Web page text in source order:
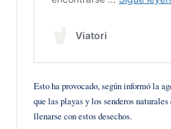
Esto ha provocado, según informó la
que las playas y los senderos
llenarse con estos desechos.